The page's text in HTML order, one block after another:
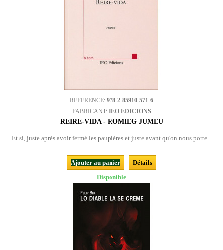
REFERENCE: 978-2-85910-571-6
FABRICANT: IEO EDICIONS
RÈIRE-VIDA - ROMIEG JUMÈU
Et si, juste après avoir fermé les paupières et juste avant qu'on nous porte...
Ajouter au panier
Détails
Disponible